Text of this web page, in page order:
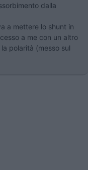
dalla
a mettere lo shunt in
a me con un altro
polarità (messo sul